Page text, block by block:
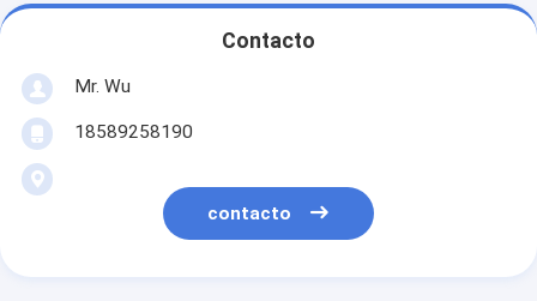
Contacto
Mr. Wu
18589258190
contacto